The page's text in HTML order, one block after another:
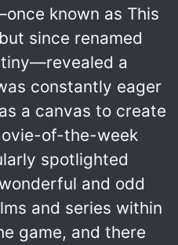
known as This
since renamed
a
constantly eager
a canvas to create
of-the-week
spotlighted
and odd
and series within
game, and there